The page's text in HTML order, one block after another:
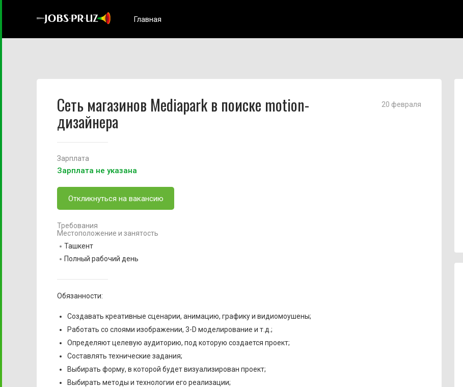
Главная
Сеть магазинов Mediapark в поиске motion-
дизайнера
20 февраля
Зарплата
Зарплата не указана
Откликнуться на вакансию
Требования
Местоположение и занятость
Ташкент
Полный рабочий день
Обязанности:
Создавать креативные сценарии, анимацию, графику и видиомоушены;
Работать со слоями изображении, 3-D моделирование и т.д.;
Определяют целевую аудиторию, под которую создается проект;
Составлять технические задания;
Выбирать форму, в которой будет визуализирован проект;
Выбирать методы и технологии его реализации;